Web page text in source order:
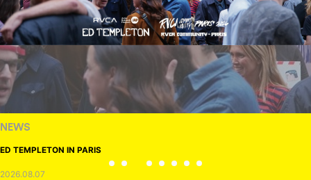
NEWS
ED TEMPLETON IN PARIS
2026.08.07